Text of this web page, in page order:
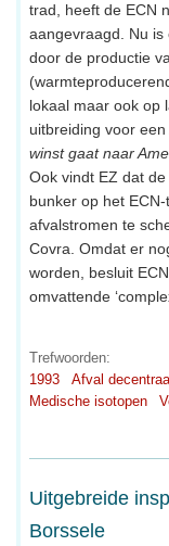
trad, heeft de ECN
aangevraagd. Nu is
door de productie
lokaal maar ook op
uitbreiding voor
winst gaat naar
Ook vindt EZ dat
bunker op het
afvalstromen te
Covra. Omdat er
worden, besluit
omvattende
Trefwoorden:
1993
Afval
Medische isotopen
Uitgebreide
Borssele